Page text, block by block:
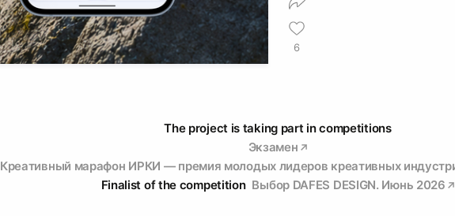
6
The project is taking part in competitions
Экзамен
Креативный марафон ИРКИ — премия молодых лидеров креативных
Finalist of the competition Выбор DAFES DESIGN. Июнь 2026